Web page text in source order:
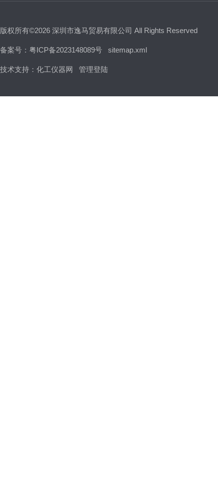
版权所有©2026 深圳市逸马贸易有限公司 All Rights Reserved
备案号：粤ICP备2023148089号 sitemap.xml
技术支持： 化工仪器网 管理登陆